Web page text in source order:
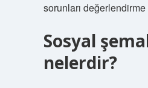
sorunları
Sosyal
nelerdir?